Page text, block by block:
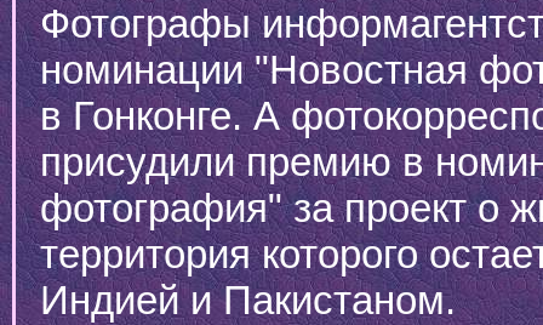
Фотографы
номинации "Новостная
в Гонконге. А
присудили премию в
фотография" за проект о
территория которого
Индией и Пакистаном.